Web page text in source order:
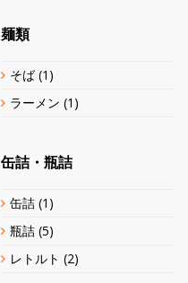
麺類
そば(1)
ラーメン (1)
缶詰・瓶詰
缶詰 (1)
瓶詰 (5)
レトルト (2)